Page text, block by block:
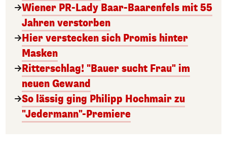
Wiener PR-Lady Baar-Baarenfels mit 55
Jahren verstorben
Hier verstecken sich Promis hinter
Masken
Ritterschlag! "Bauer sucht Frau" im
neuen Gewand
So lässig ging Philipp Hochmair zu
"Jedermann"-Premiere